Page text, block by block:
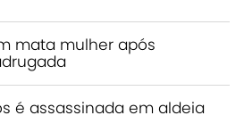
mata mulher após
é assassinada em aldeia